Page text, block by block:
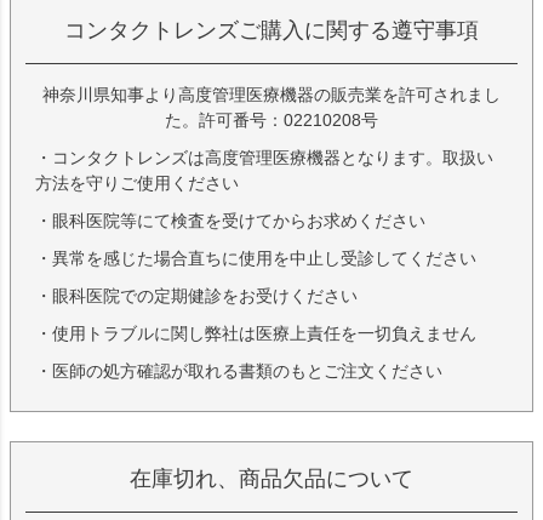
コンタクトレンズご購入に関する遵守事項
神奈川県知事より高度管理医療機器の販売業を許可されまし
た。許可番号：02210208号
・コンタクトレンズは高度管理医療機器となります。取扱い
方法を守りご使用ください
・眼科医院等にて検査を受けてからお求めください
・異常を感じた場合直ちに使用を中止し受診してください
・眼科医院での定期健診をお受けください
・使用トラブルに関し弊社は医療上責任を一切負えません
・医師の処方確認が取れる書類のもとご注文ください
在庫切れ、商品欠品について